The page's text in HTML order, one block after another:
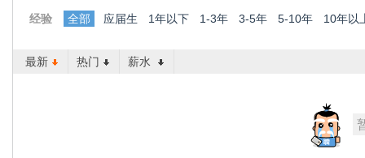
经验 全部 应届生 1年以下 1-3年 3-5年 5-10年 10年以
最新 热门 薪水